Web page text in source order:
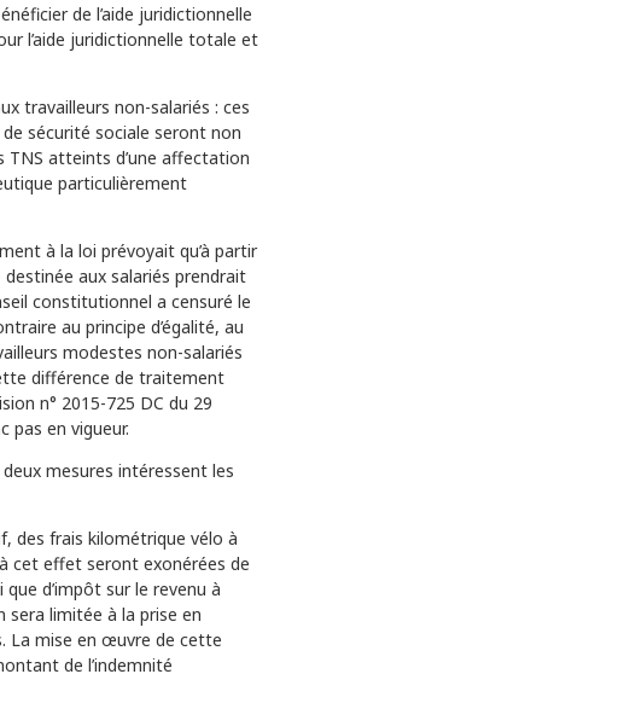
de l’aide juridictionnelle
l’aide juridictionnelle totale et
travailleurs non-salariés : ces
sécurité sociale seront non
TNS atteints d’une affectation
particulièrement
à la loi prévoyait qu’à partir
aux salariés prendrait
constitutionnel a censuré le
au principe d’égalité, au
modestes non-salariés
différence de traitement
n° 2015-725 DC du 29
pas en vigueur.
mesures intéressent les
des frais kilométrique vélo à
cet effet seront exonérées de
d’impôt sur le revenu à
sera limitée à la prise en
La mise en œuvre de cette
de l’indemnité